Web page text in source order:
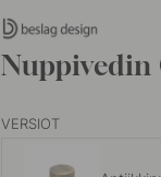
VERSIOT